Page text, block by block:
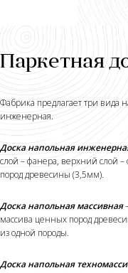
Паркетная
Фабрика предлагает три вида
инженерная.
Доска напольная
слой – фанера, верхний слой
пород древесины (3,5мм).
Доска напольная массивная
массива ценных пород
из одной породы.
Доска напольная